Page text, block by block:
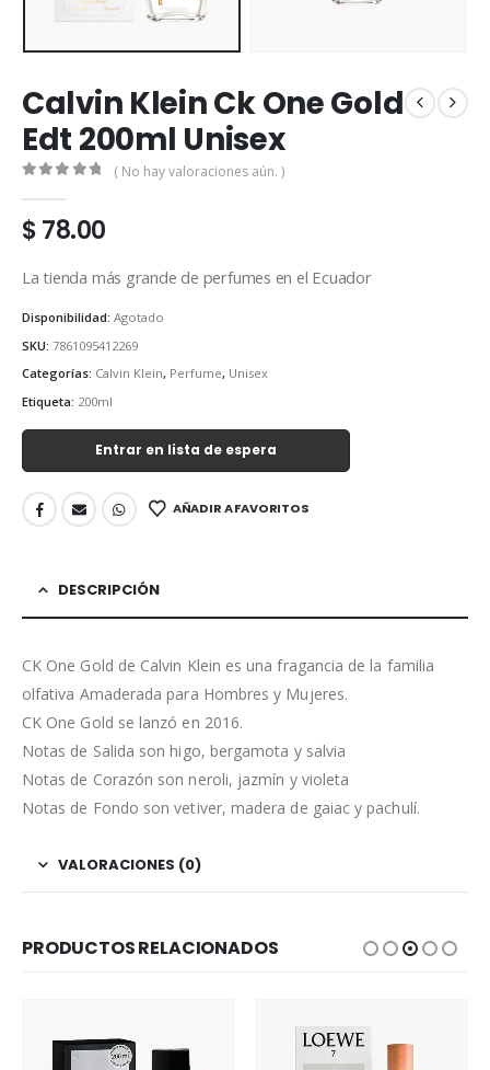
Calvin Klein Ck One Gold
Edt 200ml Unisex
( No hay valoraciones aún. )
$78.00
La tienda más grande de perfumes en el Ecuador
Disponibilidad: Agotado
SKU: 7861095412269
Categorías: Calvin Klein, Perfume, Unisex
Etiqueta: 200ml
Entrar en lista de espera
AÑADIR A FAVORITOS
DESCRIPCIÓN
CK One Gold de Calvin Klein es una fragancia de la familia
olfativa Amaderada para Hombres y Mujeres.
CK One Gold se lanzó en 2016.
Notas de Salida son higo, bergamota y salvia
Notas de Corazón son neroli, jazmín y violeta
Notas de Fondo son vetiver, madera de gaiac y pachulí.
VALORACIONES (0)
PRODUCTOS RELACIONADOS